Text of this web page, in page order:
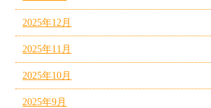
2025年12月
2025年11月
2025年10月
2025年9月